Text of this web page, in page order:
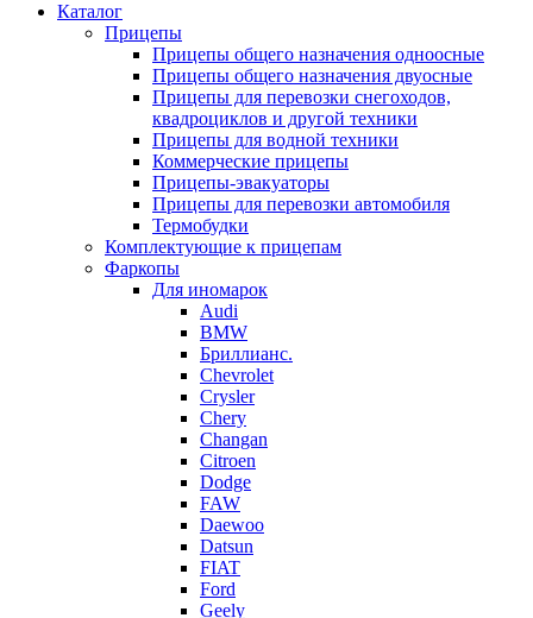
Каталог
Прицепы
Прицепы общего назначения одноосные
Прицепы общего назначения двуосные
Прицепы для перевозки снегоходов,
квадроциклов и другой техники
Прицепы для водной техники
Коммерческие прицепы
Прицепы-эвакуаторы
Прицепы для перевозки автомобиля
Термобудки
Комплектующие к прицепам
Фаркопы
Для иномарок
Audi
BMW
Бриллианс.
Chevrolet
Crysler
Chery
Changan
Citroen
Dodge
FAW
Daewoo
Datsun
FIAT
Ford
Geely